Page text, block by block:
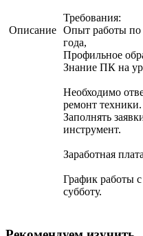
Описание
Требования:
Опыт работы по
года,
Профильное
Знание ПК на
Необходимо
ремонт техники.
Заполнять
инструмент.
Заработная
График работы
субботу.